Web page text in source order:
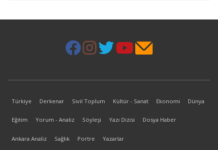
Türkiye Derkenar Sivil Toplum Kültür - Sanat Ekonomi Dünya
Eğitim Yorum - Analiz Söyleşi Yazı Dizisi Dosya Haber
Ankara Analiz Sağlık Portre Yazarlar